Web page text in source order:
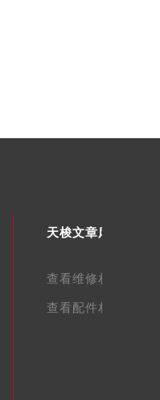
天梭文章库
查看维修相关文章
查看配件相关文章